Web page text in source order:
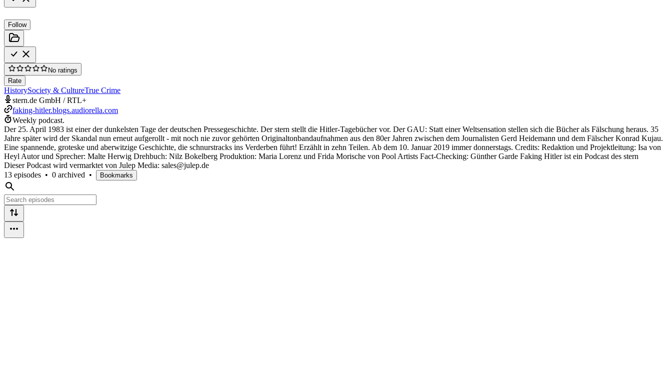
Follow
No ratings
Rate
HistorySociety & CultureTrue Crime
stern.de GmbH / RTL+
faking-hitler.blogs.audiorella.com
Weekly podcast.
Der 25. April 1983 ist einer der dunkelsten Tage der deutschen Pressegeschichte. Der stern stellt die Hitler-Tagebücher vor. Der GAU: Statt einer Weltsensation stellen sich die Bücher als Fälschung heraus. 35
Jahre später wird der Skandal nun erneut aufgerollt - mit noch nie zuvor gehörten Originaltonbandaufnahmen aus den 80er Jahren zwischen dem Journalisten Gerd Heidemann und dem Fälscher Konrad Kujau.
Eine spannende, groteske und aberwitzige Geschichte, die schnurstracks ins Verderben führt! Erzählt in zehn Teilen. Ab dem 10. Januar 2019 immer donnerstags. Credits: Redaktion und Projektleitung: Isa von
Heyl Autor und Sprecher: Malte Herwig Drehbuch: Nilz Bokelberg Produktion: Maria Lorenz und Frida Morische von Pool Artists Fact-Checking: Günther Garde Faking Hitler ist ein Podcast des stern
Dieser Podcast wird vermarktet von Julep Media: sales@julep.de
13 episodes • 0 archived • Bookmarks